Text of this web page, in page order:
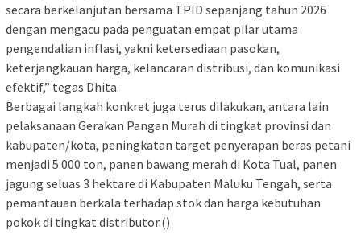
secara berkelanjutan bersama TPID sepanjang tahun 2026
dengan mengacu pada penguatan empat pilar utama
pengendalian inflasi, yakni ketersediaan pasokan,
keterjangkauan harga, kelancaran distribusi, dan komunikasi
efektif,” tegas Dhita.
Berbagai langkah konkret juga terus dilakukan, antara lain
pelaksanaan Gerakan Pangan Murah di tingkat provinsi dan
kabupaten/kota, peningkatan target penyerapan beras petani
menjadi 5.000 ton, panen bawang merah di Kota Tual, panen
jagung seluas 3 hektare di Kabupaten Maluku Tengah, serta
pemantauan berkala terhadap stok dan harga kebutuhan
pokok di tingkat distributor.()